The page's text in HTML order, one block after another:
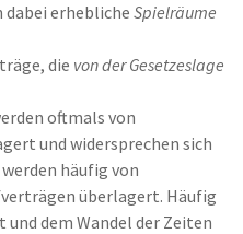
erhebliche Spielräume
die von der Gesetzeslage
oftmals von
und widersprechen sich
häufig von
überlagert. Häufig
und dem Wandel der Zeiten